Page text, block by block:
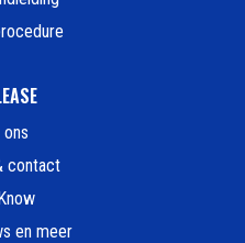
ons
contact
en meer